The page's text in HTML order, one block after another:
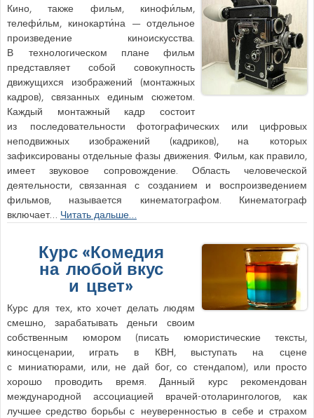
Кино, также фильм, кинофи́льм,
телефи́льм, кинокарти́на — отдельное
произведение киноискусства.
В технологическом плане фильм
представляет собой совокупность
движущихся изображений (монтажных
кадров), связанных единым сюжетом.
Каждый монтажный кадр состоит
из последовательности фотографических или цифровых
неподвижных изображений (кадриков), на которых
зафиксированы отдельные фазы движения. Фильм, как правило,
имеет звуковое сопровождение. Область человеческой
деятельности, связанная с созданием и воспроизведением
фильмов, называется кинематографом. Кинематограф
включает… Читать дальше…
Курс «Комедия
на любой вкус
и цвет»
Курс для тех, кто хочет делать людям
смешно, зарабатывать деньги своим
собственным юмором (писать юмористические тексты,
киносценарии, играть в КВН, выступать на сцене
с миниатюрами, или, не дай бог, со стендапом), или просто
хорошо проводить время. Данный курс рекомендован
международной ассоциацией врачей-отоларингологов, как
лучшее средство борьбы с неуверенностью в себе и страхом